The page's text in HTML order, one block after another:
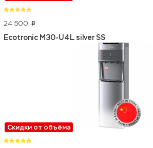
24 500 p
Ecotronic M30-U4L silver SS
Скидки от объёма